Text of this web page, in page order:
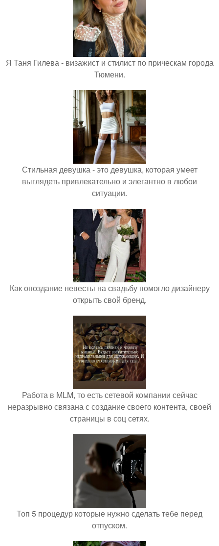
Я Таня Гилева - визажист и стилист по прическам города
Тюмени.
Стильная девушка - это девушка, которая умеет
выглядеть привлекательно и элегантно в любои
ситуации.
Как опоздание невесты на свадьбу помогло дизайнеру
открыть свой бренд.
Работа в MLM, то есть сетевой компании сейчас
неразрывно связана с создание своего контента, своей
страницы в соц сетях.
Топ 5 процедур которые нужно сделать тебе перед
отпуском.